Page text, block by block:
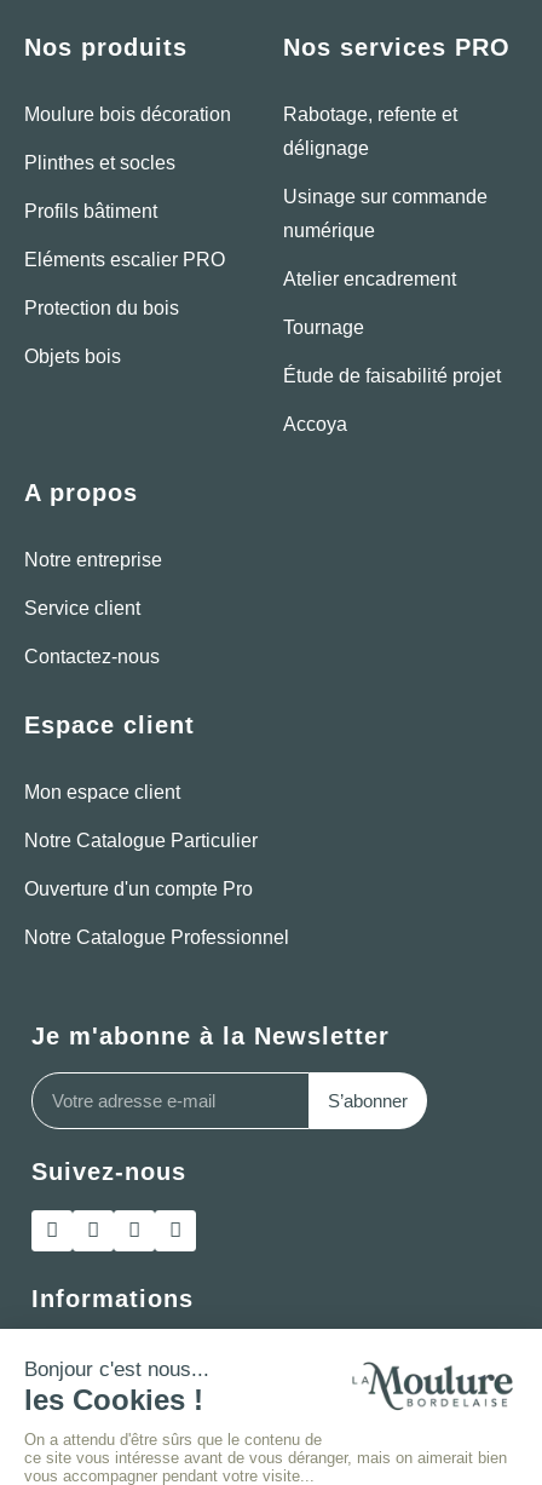
Nos produits
Moulure bois décoration
Plinthes et socles
Profils bâtiment
Eléments escalier PRO
Protection du bois
Objets bois
Nos services PRO
Rabotage, refente et
délignage
Usinage sur commande
numérique
Atelier encadrement
Tournage
Étude de faisabilité projet
Accoya
A propos
Notre entreprise
Service client
Contactez-nous
Espace client
Mon espace client
Notre Catalogue Particulier
Ouverture d'un compte Pro
Notre Catalogue Professionnel
Je m'abonne à la Newsletter
S’abonner
Suivez-nous
Informations
Paiement sécurisé
FAQ